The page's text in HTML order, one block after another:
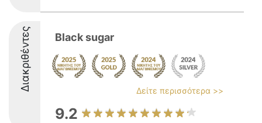
Διακριθέντες Black sugar
Δείτε περισσότερα >>
9.2